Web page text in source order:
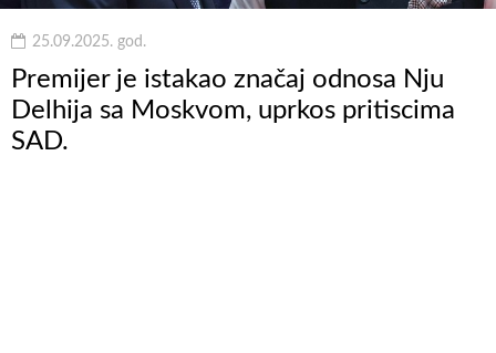
25.09.2025. god.
Premijer je istakao značaj odnosa Nju
Delhija sa Moskvom, uprkos pritiscima
SAD.